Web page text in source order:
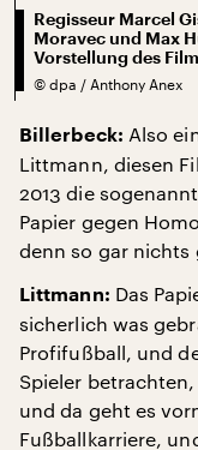
Regisseur Marcel
Moravec und Max
Vorstellung des
© dpa / Anthony Anex
Billerbeck: Also
Littmann, diesen
2013 die
Papier gegen
denn so gar nichts
Littmann: Das
sicherlich was
Profifußball, und
Spieler
und da geht es
Fußballkarriere,